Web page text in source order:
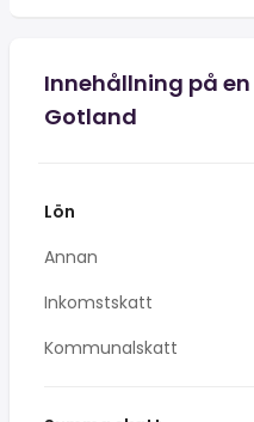
Innehållning på en
Gotland
Lön
Annan
Inkomstskatt
Kommunalskatt